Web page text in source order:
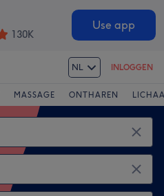
130K
Use app
NL INLOGGEN
MASSAGE ONTHAREN